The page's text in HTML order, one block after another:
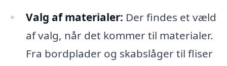
Valg af materialer: Der findes et væld
af valg, når det kommer til materialer.
Fra bordplader og skabslåger til fliser